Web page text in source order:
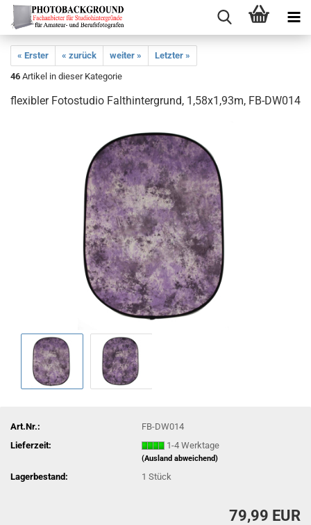
« Erster « zurück weiter »
Letzter »
46 Artikel in dieser Kategorie
flexibler Fotostudio Falthintergrund, 1,58x1,93m, FB-DW014
Art.Nr.:
FB-DW014
Lieferzeit:
1-4 Werktage
(Ausland abweichend)
Lagerbestand: 1Stück
79,99 EUR